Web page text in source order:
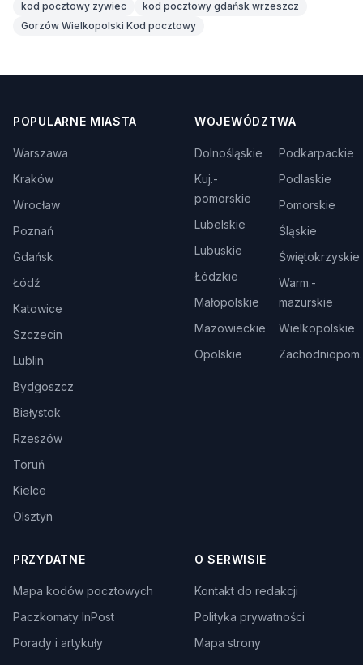
kod pocztowy zywiec
kod pocztowy gdańsk wrzeszcz
Gorzów Wielkopolski Kod pocztowy
POPULARNE MIASTA
Warszawa
Kraków
Wrocław
Poznań
Gdańsk
Łódź
Katowice
Szczecin
Lublin
Bydgoszcz
Białystok
Rzeszów
Toruń
Kielce
Olsztyn
WOJEWÓDZTWA
Dolnośląskie
Kuj.-
pomorskie
Lubelskie
Lubuskie
Łódzkie
Małopolskie
Mazowieckie
Opolskie
Podkarpackie
Podlaskie
Pomorskie
Śląskie
Świętokrzyskie
Warm.-
mazurskie
Wielkopolskie
Zachodniopom.
PRZYDATNE
Mapa kodów pocztowych
Paczkomaty InPost
Porady i artykuły
O SERWISIE
Kontakt do redakcji
Polityka prywatności
Mapa strony